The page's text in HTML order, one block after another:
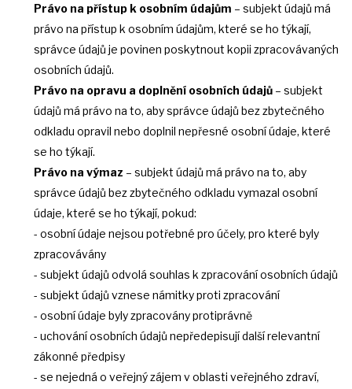
Právo na přístup k osobním údajům – subjekt údajů má
právo na přístup k osobním údajům, které se ho týkají,
správce údajů je povinen poskytnout kopii zpracovávaných
osobních údajů.
Právo na opravu a doplnění osobních údajů – subjekt
údajů má právo na to, aby správce údajů bez zbytečného
odkladu opravil nebo doplnil nepřesné osobní údaje, které
se ho týkají.
Právo na výmaz – subjekt údajů má právo na to, aby
správce údajů bez zbytečného odkladu vymazal osobní
údaje, které se ho týkají, pokud:
- osobní údaje nejsou potřebné pro účely, pro které byly
zpracovávány
- subjekt údajů odvolá souhlas k zpracování osobních údajů
- subjekt údajů vznese námitky proti zpracování
- osobní údaje byly zpracovány protiprávně
- uchování osobních údajů nepředepisují další relevantní
zákonné předpisy
- se nejedná o veřejný zájem v oblasti veřejného zdraví,